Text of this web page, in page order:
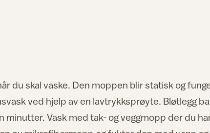
du skal vaske. Den moppen blir statisk og
ved hjelp av en lavtrykksprøyte. Bløtlegg
minutter. Vask med tak- og veggmopp der du